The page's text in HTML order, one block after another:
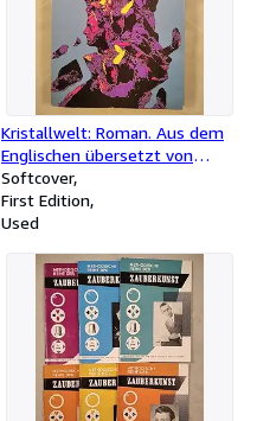
Kristallwelt: Roman. Aus dem
Englischen übersetzt von
Margarete Bormann (suhrkamp
taschenbuch)
Softcover
First Edition
Used